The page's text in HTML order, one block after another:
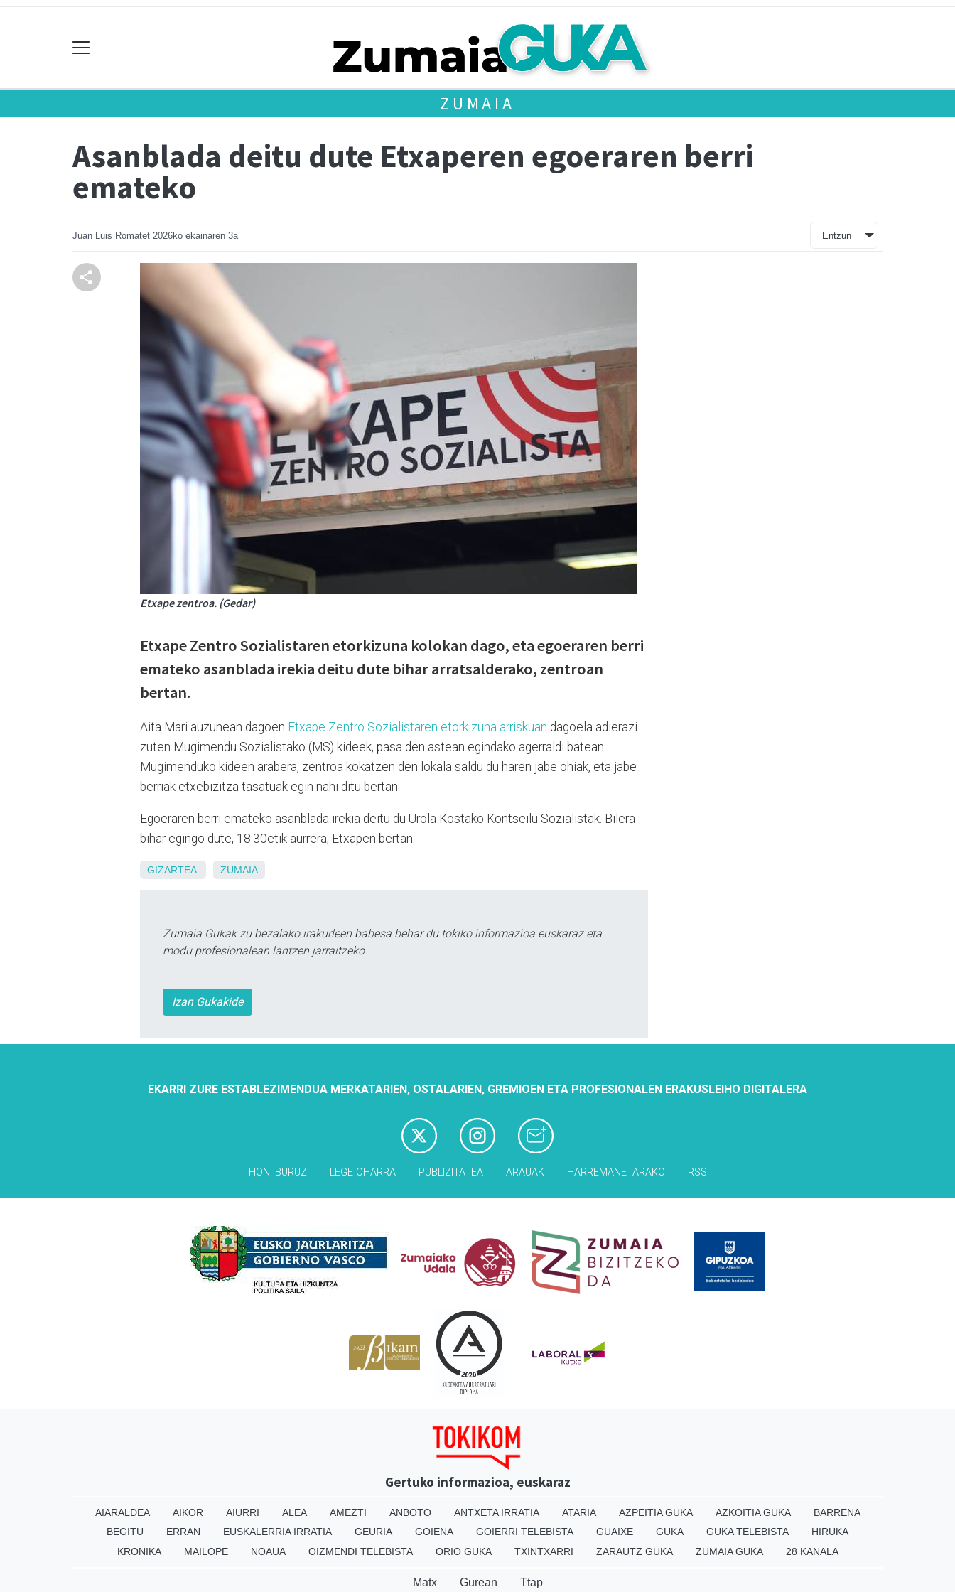
ZUMAIA
Asanblada deitu dute Etxaperen egoeraren berri
emateko
Juan Luis Romatet 2026ko ekainaren 3a Entzun
Etxape zentroa. (Gedar)
Etxape Zentro Sozialistaren etorkizuna kolokan dago, eta egoeraren berri
emateko asanblada irekia deitu dute bihar arratsalderako, zentroan
bertan.
Aita Mari auzunean dagoen Etxape Zentro Sozialistaren etorkizuna arriskuan dagoela adierazi
zuten Mugimendu Sozialistako (MS) kideek, pasa den astean egindako agerraldi batean.
Mugimenduko kideen arabera, zentroa kokatzen den lokala saldu du haren jabe ohiak, eta jabe
berriak etxebizitza tasatuak egin nahi ditu bertan.
Egoeraren berri emateko asanblada irekia deitu du Urola Kostako Kontseilu Sozialistak. Bilera
bihar egingo dute, 18:30etik aurrera, Etxapen bertan.
GIZARTEA ZUMAIA
Zumaia Gukak zu bezalako irakurleen babesa behar du tokiko informazioa euskaraz eta
modu profesionalean lantzen jarraitzeko.
Izan Gukakide
EKARRI ZURE ESTABLEZIMENDUA MERKATARIEN, OSTALARIEN, GREMIOEN ETA PROFESIONALEN ERAKUSLEIHO DIGITALERA
HONI BURUZ LEGE OHARRA PUBLIZITATEA ARAUAK HARREMANETARAKO RSS
Gertuko informazioa, euskaraz
AIARALDEA AIKOR AIURRI ALEA AMEZTI ANBOTO ANTXETA IRRATIA ATARIA AZPEITIA GUKA AZKOITIA GUKA
BARRENA
BEGITU
ERRAN EUSKALERRIA IRRATIA GEURIA GOIENA GOIERRI TELEBISTA GUAIXE GUKA GUKA TELEBISTA
HIRUKA
KRONIKA
MAILOPE NOAUA OIZMENDI TELEBISTA ORIO GUKA TXINTXARRI ZARAUTZ GUKA ZUMAIA GUKA 28 KANALA
Matx Gurean Ttap